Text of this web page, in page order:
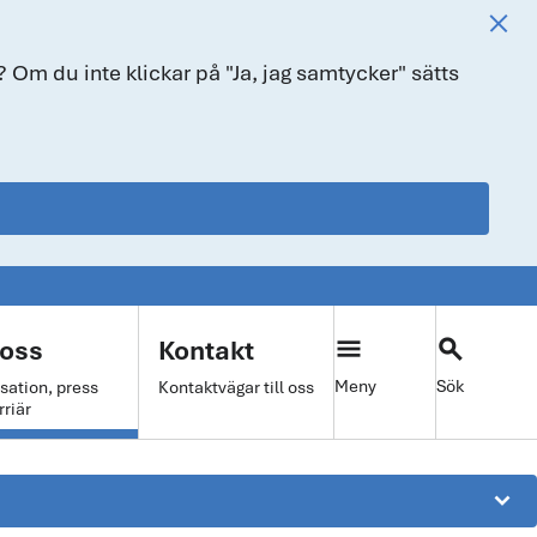
du inte klickar på "Ja, jag samtycker" sätts
press
Kontakt
Kontaktvägar till oss
menu
Meny
search
Sök
keyboard_arrow_down